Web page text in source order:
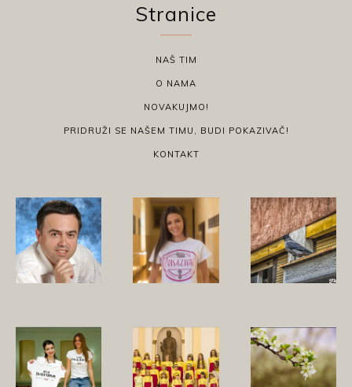
Stranice
NAŠ TIM
O NAMA
NOVAKUJMO!
PRIDRUŽI SE NAŠEM TIMU, BUDI POKAZIVAČ!
KONTAKT